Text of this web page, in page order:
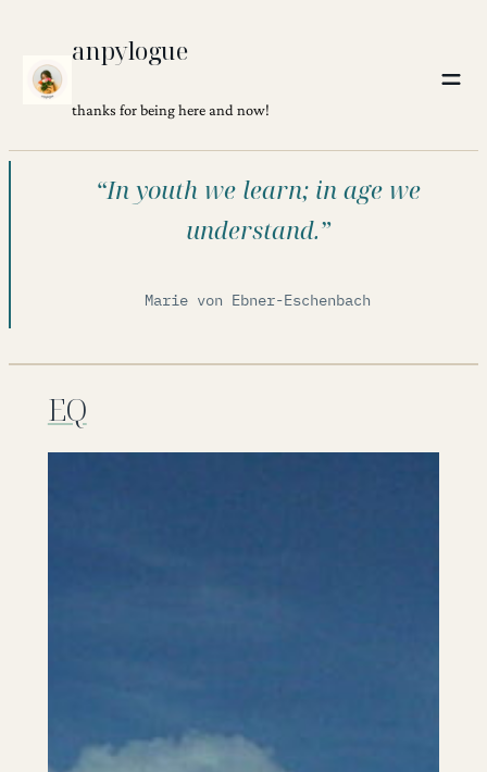
content
anpylogue
thanks for being here and now!
“In youth we learn; in age we
understand.”
Marie von Ebner-Eschenbach
EQ